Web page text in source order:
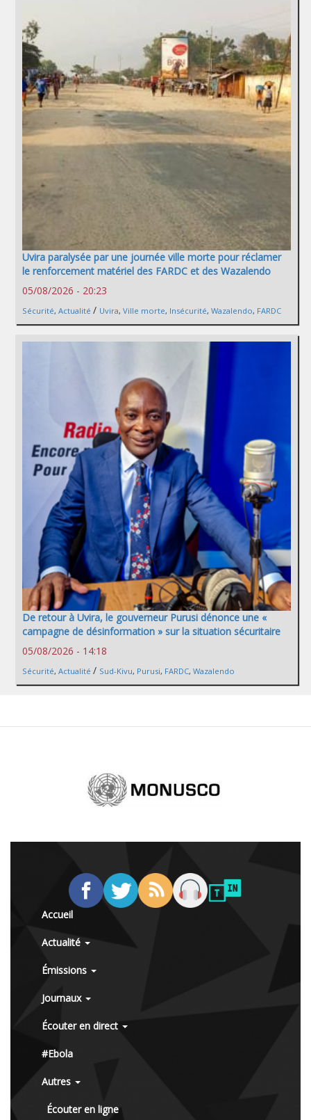
Uvira paralysée par une journée ville morte pour réclamer
le renforcement matériel des FARDC et des Wazalendo
05/08/2026 - 20:23
Sécurité, Actualité / Uvira, Ville morte, Insécurité, Wazalendo, FARDC
De retour à Uvira, le gouverneur Purusi dénonce une «
campagne de désinformation » sur la situation sécuritaire
05/08/2026 - 14:18
Sécurité, Actualité / Sud-Kivu, Purusi, FARDC, Wazalendo
Accueil
Actualité
Émissions
Journaux
Écouter en direct
#Ebola
Autres
Écouter en ligne